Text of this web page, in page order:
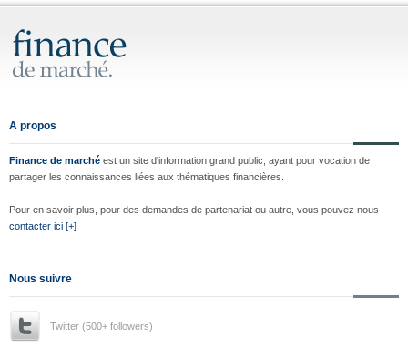
A propos
Finance de marché est un site d'information grand public, ayant pour vocation de
partager les connaissances liées aux thématiques financières.
Pour en savoir plus, pour des demandes de partenariat ou autre, vous pouvez nous
contacter ici [+]
Nous suivre
Twitter (500+ followers)